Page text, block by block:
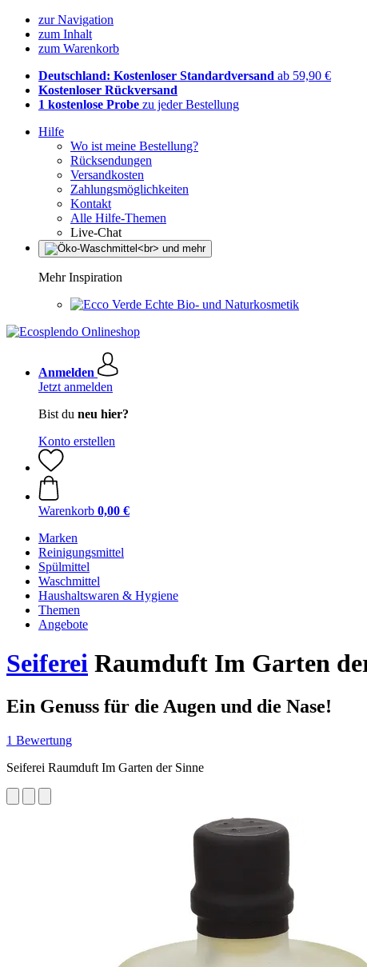
zur Navigation
zum Inhalt
zum Warenkorb
Deutschland: Kostenloser Standardversand ab 59,90 €
Kostenloser Rückversand
1 kostenlose Probe zu jeder Bestellung
Hilfe
Wo ist meine Bestellung?
Rücksendungen
Versandkosten
Zahlungsmöglichkeiten
Kontakt
Alle Hilfe-Themen
Live-Chat
Mehr Inspiration
Echte Bio- und Naturkosmetik
Anmelden
Jetzt anmelden
Bist du neu hier?
Konto erstellen
Warenkorb 0,00 €
Marken
Reinigungsmittel
Spülmittel
Waschmittel
Haushaltswaren & Hygiene
Themen
Angebote
Seiferei Raumduft Im Garten
Ein Genuss für die Augen und die Nase!
1 Bewertung
Seiferei Raumduft Im Garten der Sinne